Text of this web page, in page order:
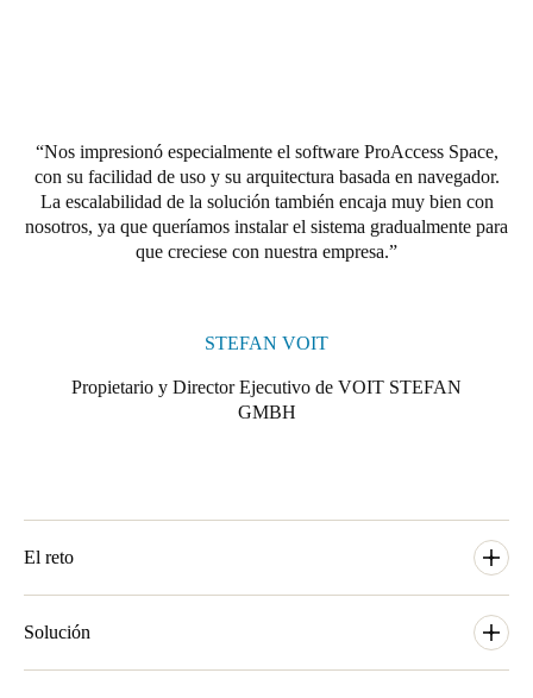
Nos impresionó especialmente el software ProAccess Space,
con su facilidad de uso y su arquitectura basada en navegador.
La escalabilidad de la solución también encaja muy bien con
nosotros, ya que queríamos instalar el sistema gradualmente para
que creciese con nuestra empresa.
STEFAN VOIT
Propietario y Director Ejecutivo de VOIT STEFAN
GMBH
El reto
al aumento de personal, cada vez se perdían más llaves, lo que
Solución